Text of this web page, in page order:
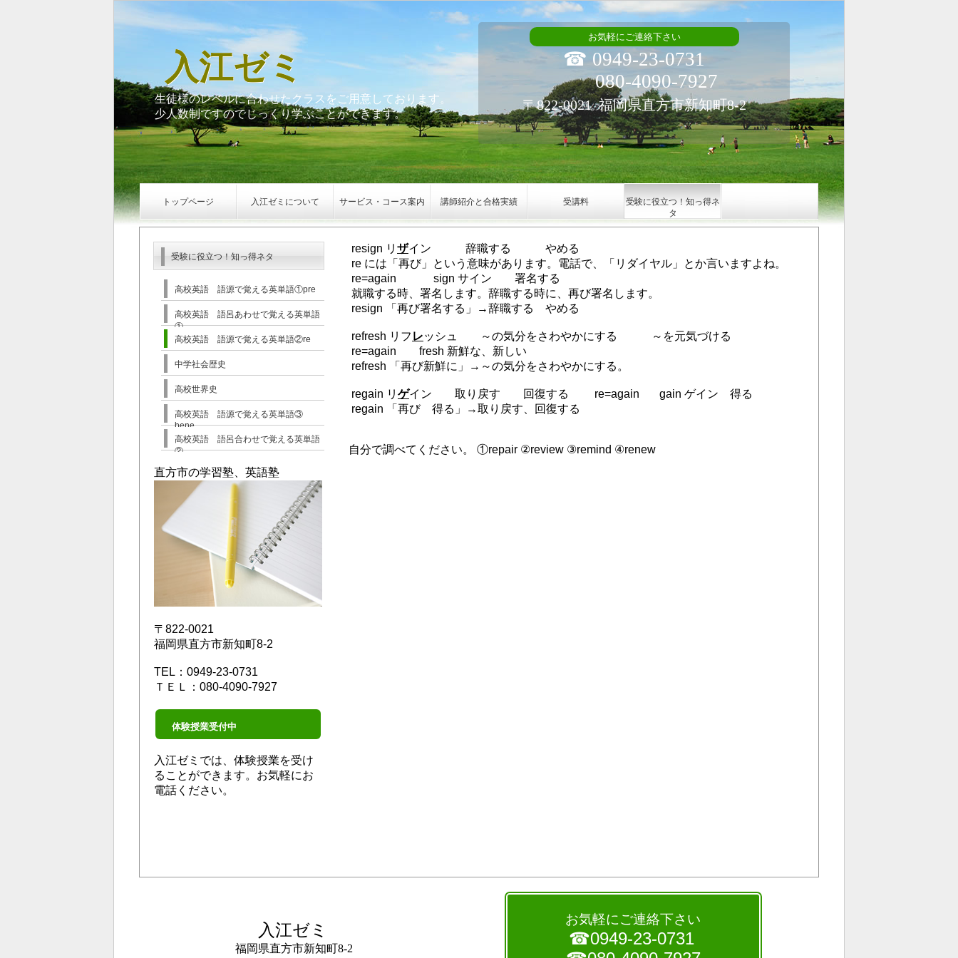
入江ゼミ
生徒様のレベルに合わせたクラスをご用意しております。
少人数制ですのでじっくり学ぶことができます。
お気軽にご連絡下さい
☎ 0949-23-0731
080-4090-7927
〒822-0021 福岡県直方市新知町8-2
トップページ 入江ゼミについて サービス・コース案内 講師紹介と合格実績 受講料
受験に役立つ！知っ得ネ
タ
resign リ ザイン 辞職する やめる
re には「再び」という意味があります。電話で、「リダイヤル」とか言いますよね。
re=again sign サイン 署名する
就職する時、署名します。辞職する時に、再び署名します。
resign 「再び署名する」→辞職する やめる
refresh リフ レッシュ ～の気分をさわやかにする ～を元気づける
re=again fresh 新鮮な、新しい
refresh 「再び新鮮に」→～の気分をさわやかにする。
regain リ ゲイン 取り戻す 回復する re=again gain ゲイン 得る
regain 「再び 得る」→取り戻す、回復する
自分で調べてください。 ①repair ②review ③remind ④renew
受験に役立つ！知っ得ネタ
高校英語 語源で覚える英単語①pre
高校英語 語呂あわせで覚える英単語
①
高校英語 語源で覚える英単語②re
中学社会歴史
高校世界史
高校英語 語源で覚える英単語③
bene
高校英語 語呂合わせで覚える英単語
②
直方市の学習塾、英語塾
〒822-0021
福岡県直方市新知町8-2
TEL：0949-23-0731
ＴＥＬ：080-4090-7927
体験授業受付中
入江ゼミでは、体験授業を受け
ることができます。お気軽にお
電話ください。
入江ゼミ
福岡県直方市新知町8-2
お気軽にご連絡下さい
☎0949-23-0731